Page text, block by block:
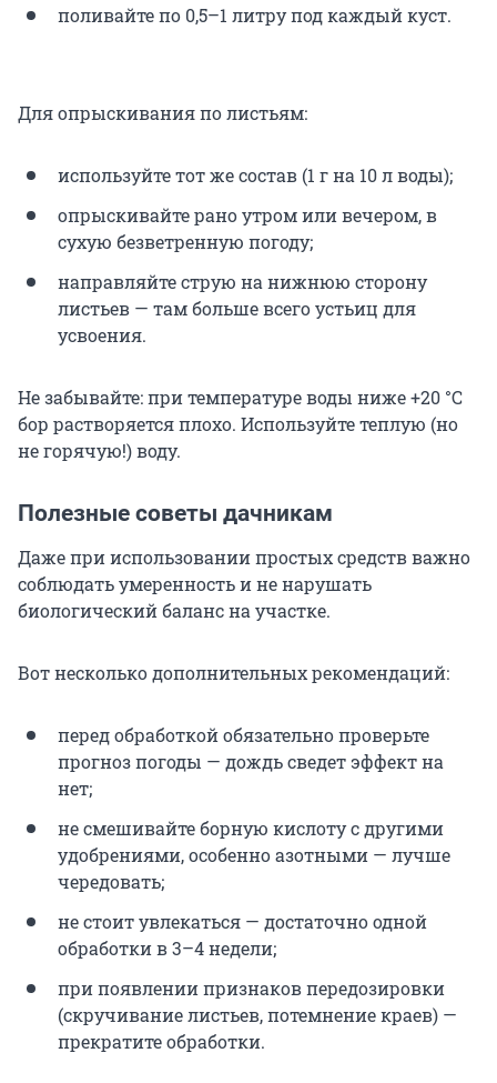
поливайте по 0,5–1 литру под каждый куст.
Для опрыскивания по листьям:
используйте тот же состав (1 гна 10 лводы);
опрыскивайте рано утром или вечером, в
сухую безветренную погоду;
направляйте струю на нижнюю сторону
листьев — там больше всего устьиц для
усвоения.
Не забывайте: при температуре воды ниже+20 °C
бор растворяется плохо. Используйте теплую (но
не горячую!) воду.
Полезные советы дачникам
Даже при использовании простых средств важно
соблюдать умеренность и не нарушать
биологический баланс на участке.
Вот несколько дополнительных рекомендаций:
перед обработкой обязательно проверьте
прогноз погоды — дождь сведет эффект на
нет;
не смешивайте борную кислоту с другими
удобрениями, особенно азотными — лучше
чередовать;
не стоит увлекаться — достаточно одной
обработки в 3–4 недели;
при появлении признаков передозировки
(скручивание листьев, потемнение краев) —
прекратите обработки.